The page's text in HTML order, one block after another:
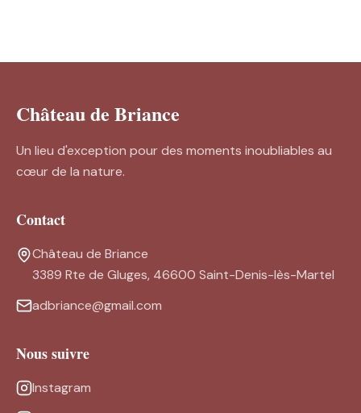
Château de Briance
Un lieu d'exception pour des moments inoubliables au
cœur de la nature.
Contact
Château de Briance
3389 Rte de Gluges, 46600 Saint-Denis-lès-Martel
adbriance@gmail.com
Nous suivre
Instagram